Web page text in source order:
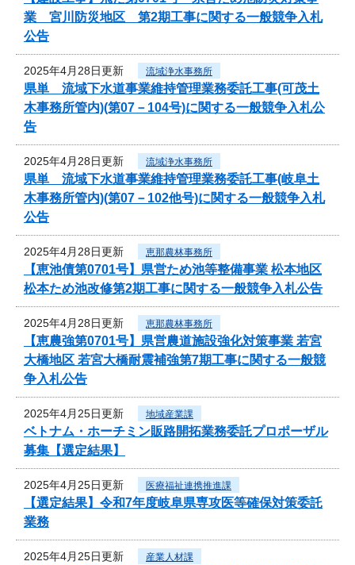
業 宮川防災地区 第2期工事に関する一般競争入札
公告
2025年4月28日更新 流域浄水事務所
県単 流域下水道事業維持管理業務委託工事(可茂土
木事務所管内)(第07－104号)に関する一般競争入札公
告
2025年4月28日更新 流域浄水事務所
県単 流域下水道事業維持管理業務委託工事(岐阜土
木事務所管内)(第07－102他号)に関する一般競争入札
公告
2025年4月28日更新 恵那農林事務所
【恵池債第0701号】県営ため池等整備事業 松本地区
松本ため池改修第2期工事に関する一般競争入札公告
2025年4月28日更新 恵那農林事務所
【恵農強第0701号】県営農道施設強化対策事業 若宮
大橋地区 若宮大橋耐震補強第7期工事に関する一般競
争入札公告
2025年4月25日更新 地域産業課
ベトナム・ホーチミン販路開拓業務委託プロポーザル
募集【選定結果】
2025年4月25日更新 医療福祉連携推進課
【選定結果】令和7年度岐阜県専攻医等確保対策委託
業務
2025年4月25日更新 産業人材課